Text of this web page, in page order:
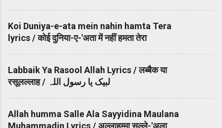
Koi Duniya-e-ata mein nahin hamta Tera
lyrics / कोई दुनिया-ए-'अता में नहीं हमता तेरा
Labbaik Ya Rasool Allah Lyrics / लब्बैक या
रसूलल्लाह / لبیک یا رسول اللہ
Allah humma Salle Ala Sayyidina Maulana